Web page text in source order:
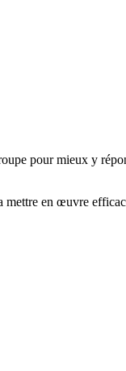
pour mieux y
mettre en œuvre